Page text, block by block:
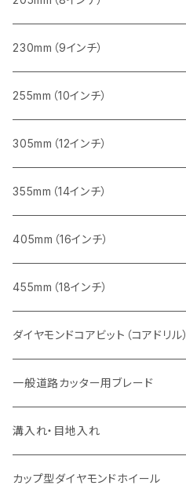
一般道路カッター用
レンガ切断用
インターロッキング切断用
鋳鉄管切断用
ヒューム管・U字溝切断用
ブロック切断用
レンガ切断用
インターロッキング切断用
鋳鉄管切断用
ヒューム管・U字溝切断用
FRP切断用
塩ビ管・キッチンパネル切断用
大理石
ブロック切断用
レンガ切断用
インターロッキング切断用
鋳鉄管切断用
ヒューム管・U字溝切断用
コンクリート切断用
ブロック切断用
レンガ切断用
インターロッキング切断用
鋳鉄管切断用
ヒューム管・U字溝切断用
みかげ石（御影石）切断用
コンクリート切断用
ブロック切断用
レンガ切断用
インターロッキング切断用
鋳鉄管切断用
ヒューム管・U字溝切断用
230mm（9インチ）
みかげ石（御影石）切断用
コンクリート切断用
ブロック切断用
レンガ切断用
インターロッキング切断用
鋳鉄管切断用
ヒューム管・U字溝切断用
255mm（10インチ）
コンクリート切断用
一般道路カッター用
ブロック切断用
レンガ切断用
インターロッキング切断用
一般道路カッター用
ヒューム管・U字溝切断用
アスファルト切断用
一般道路カッター用
305mm（12インチ）
みかげ石（御影石）切断用
セグメント
セグメント（特殊凹凸加工チップ
鉄筋コンクリート切断用
セグメントタイプ
コンクリート切断用
セグメント
セグメント（特殊凸凹加工チップ
ブロック切断用
セグメント
セグメント（特殊凸凹加工チップ
レンガ切断用
セグメント
セグメント（特殊凸凹加工チップ
インターロッキング切断用
セグメントタイプ
鋳鉄管切断用
355mm（14インチ）
みかげ石（御影石）切断用
セグメント
セグメント（特殊凸凹加工チップ
鉄筋コンクリート切断用
セグメントタイプ
コンクリート切断用
セグメント
セグメント（特殊凸凹加工チップ
ブロック切断用
セグメント
セグメント（特殊凸凹加工チップ
レンガ切断用
セグメント
インターロッキング切断用
405mm（16インチ）
みかげ石（御影石）切断用
セグメントタイプ
コンクリート切断用
セグメントタイプ
一般道路カッター用
鉄筋コンクリート切断用
セグメントタイプ
インターロッキング切断用
セグメントタイプ
鋳鉄管切断用
455mm（18インチ）
道路コンクリート切断用
道路アスファルト切断用
ダイヤモンドコアビット（コアドリル）
Aロット
有効長 250mm
有効長 370mm
Ｃロット
有効長 250mm
M27
一般道路カッター用ブレード
道路（アスファルト用）
255mm（10インチ）
道路（コンクリート舗装面）
溝入れ・目地入れ
V型チップ
カップ型ダイヤモンドホイール